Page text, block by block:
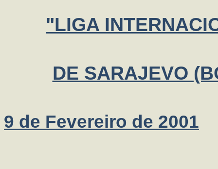
"LIGA
DE SARAJEVO
9 de Fevereiro de 2001